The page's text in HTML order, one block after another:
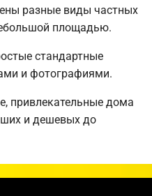
разные виды частных
площадью.
стандартные
и фотографиями.
привлекательные дома
и дешевых до